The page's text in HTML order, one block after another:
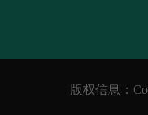
版权信息：